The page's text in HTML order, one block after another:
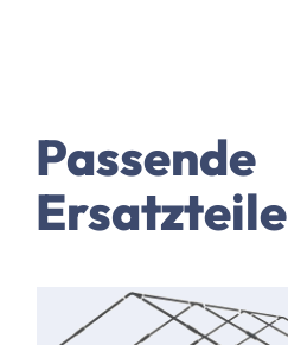
Passende
Ersatzteile